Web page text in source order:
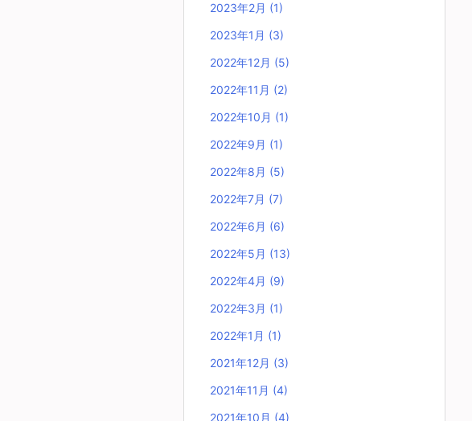
2023年2月 (1)
2023年1月 (3)
2022年12月 (5)
2022年11月 (2)
2022年10月 (1)
2022年9月 (1)
2022年8月 (5)
2022年7月 (7)
2022年6月 (6)
2022年5月 (13)
2022年4月 (9)
2022年3月 (1)
2022年1月 (1)
2021年12月 (3)
2021年11月 (4)
2021年10月 (4)